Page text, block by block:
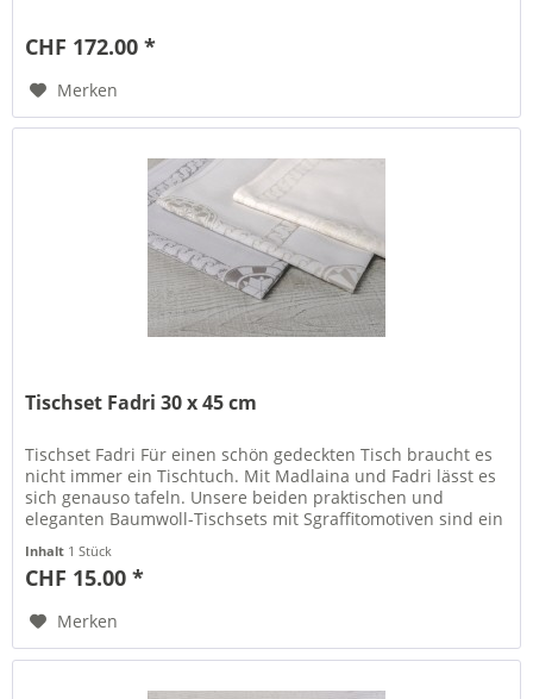
CHF 172.00 *
Merken
Tischset Fadri 30 x 45 cm
Tischset Fadri Für einen schön gedeckten Tisch braucht es
nicht immer ein Tischtuch. Mit Madlaina und Fadri lässt es
sich genauso tafeln. Unsere beiden praktischen und
eleganten Baumwoll-Tischsets mit Sgraffitomotiven sind ein
Inhalt 1 Stück
CHF 15.00 *
Merken